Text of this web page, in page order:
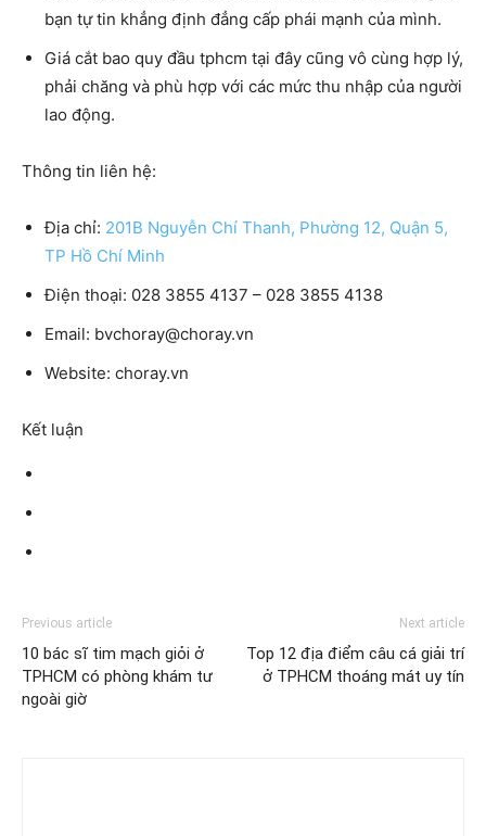
bạn tự tin khẳng định đẳng cấp phái mạnh của mình.
Giá cắt bao quy đầu tphcm tại đây cũng vô cùng hợp lý,
phải chăng và phù hợp với các mức thu nhập của người
lao động.
Thông tin liên hệ:
Địa chỉ: 201B Nguyễn Chí Thanh, Phường 12, Quận 5,
TP Hồ Chí Minh
Điện thoại: 028 3855 4137 – 028 3855 4138
Email: bvchoray@choray.vn
Website: choray.vn
Kết luận
Previous article
10 bác sĩ tim mạch giỏi ở
TPHCM có phòng khám tư
ngoài giờ
Next article
Top 12 địa điểm câu cá giải trí
ở TPHCM thoáng mát uy tín